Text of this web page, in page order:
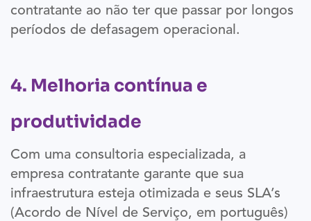
contratante ao não ter que passar por longos
períodos de defasagem operacional.
4. Melhoria contínua e
produtividade
Com uma consultoria especializada, a
empresa contratante garante que sua
infraestrutura esteja otimizada e seus SLA’s
(Acordo de Nível de Serviço, em português)